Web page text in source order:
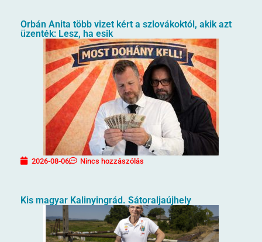
Orbán Anita több vizet kért a szlovákoktól, akik azt
üzenték: Lesz, ha esik
2026-08-06 Nincs hozzászólás
Kis magyar Kalinyingrád. Sátoraljaújhely